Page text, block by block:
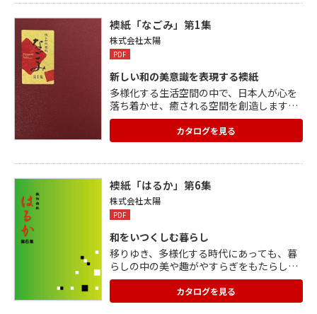
歴史と最高の品質を誇り、世界的にも高く
評価されてきました。 越前和紙を用い、現
代の感性と伝統のモチーフを融合させて、
新しい和の空間をご提案する「やわらぎ」
のふすまを多数ご紹介します。
襖紙「なごみ」第1集
株式会社太陽
PDF
新しい和の美意識を表現する襖紙
多様化する生活空間の中で、日本人が心を
落ち着かせ、癒される空間を創造します。
さまざまな住宅様式の中で、大切にしたい
にほんのこころを「ふすまのある暮らし」
で表現。 変わり織と漉き和紙(雲龍紙)の調
な意匠や伝統美、個性豊かな表現など、さ
まざまな表情でやすらぎの空間を演出。
カタログを見る
襖紙「はるか」第6集
株式会社太陽
PDF
和をいつくしむ暮らし
移りゆき、多様化する時代にあっても、暮
らしの中の美や趣がやすらぎをもたらしま
す。 「はるか」が映し出すのは、細やかに
美しい情景を感じ取り、愛おしむ心です。
暮らす人の世代や趣向、ライフスタイルが
カタログを見る